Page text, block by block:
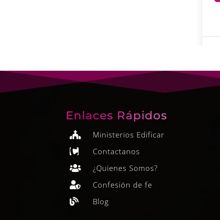
Enlaces Rápidos
 Ministerios Edificar
 Contactanos
 ¿Quienes Somos?
 Confesión de fe
 Blog